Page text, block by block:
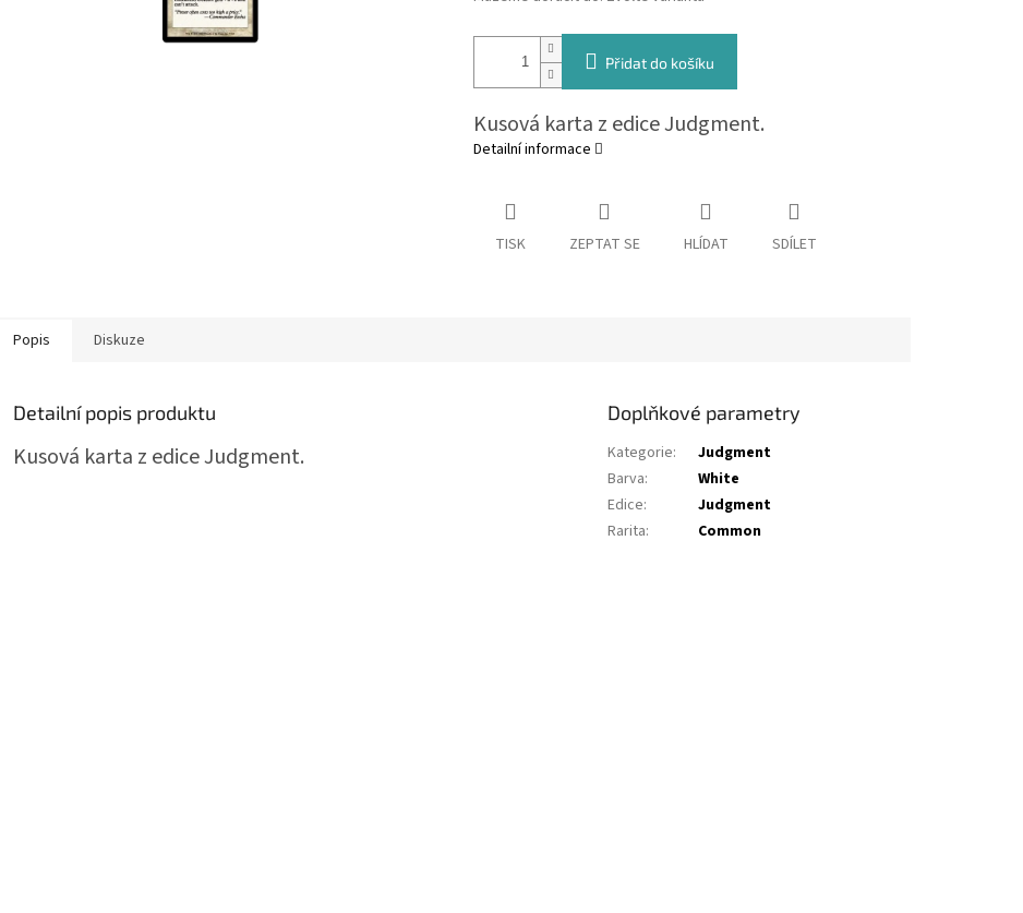
Přidat do košíku
Kusová karta z edice Judgment.
Detailní informace
TISK ZEPTAT SE HLÍDAT SDÍLET
Popis Diskuze
Detailní popis produktu
Kusová karta z edice Judgment.
Doplňkové parametry
Kategorie:
Judgment
Barva:
White
Edice:
Judgment
Rarita: Common